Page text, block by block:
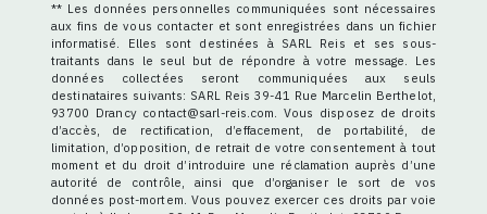
** Les données personnelles communiquées sont nécessaires
aux fins de vous contacter et sont enregistrées dans un fichier
informatisé. Elles sont destinées à SARL Reis et ses sous-
traitants dans le seul but de répondre à votre message. Les
données collectées seront communiquées aux seuls
destinataires suivants: SARL Reis 39-41 Rue Marcelin Berthelot,
93700 Drancy contact@sarl-reis.com. Vous disposez de droits
d’accès, de rectification, d’effacement, de portabilité, de
limitation, d’opposition, de retrait de votre consentement à tout
moment et du droit d’introduire une réclamation auprès d’une
autorité de contrôle, ainsi que d’organiser le sort de vos
données post-mortem. Vous pouvez exercer ces droits par voie